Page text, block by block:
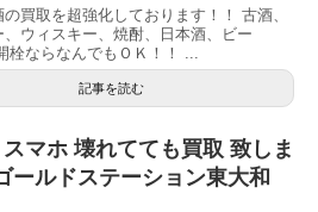
の買取を超強化しております！！ 古酒、
、ウィスキー、焼酎、日本酒、ビー
栓ならなんでもＯＫ！！ ...
記事を読む
マホ 壊れてても買取 致しま
ールドステーション東大和